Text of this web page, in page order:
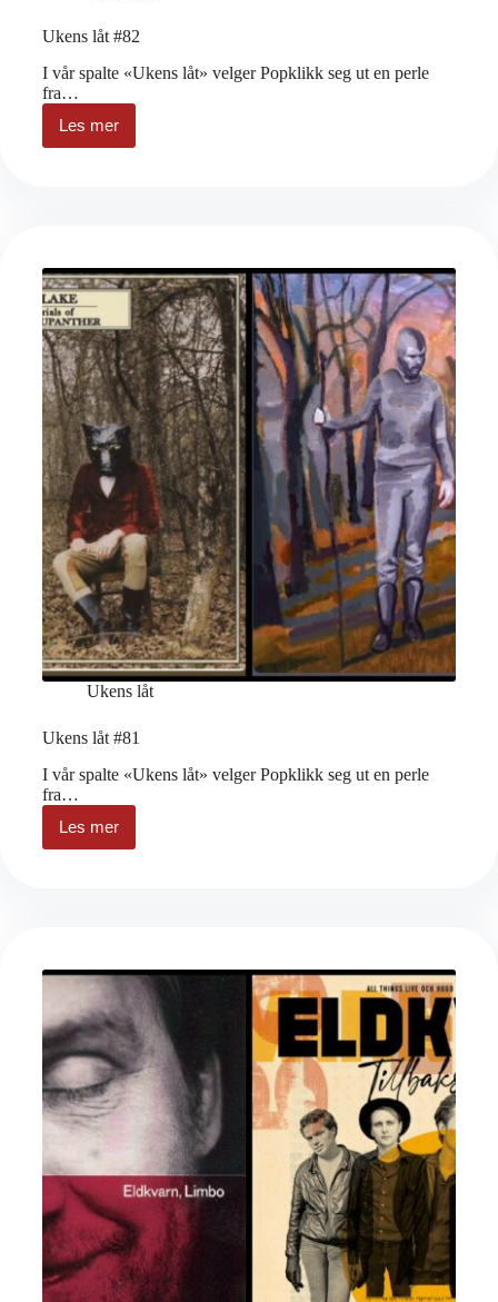
Ukens låt #82
I vår spalte «Ukens låt» velger Popklikk seg ut en perle
fra…
Les mer
Ukens
låt
Ukens låt
Ukens låt #81
I vår spalte «Ukens låt» velger Popklikk seg ut en perle
fra…
Les mer
Ukens
låt